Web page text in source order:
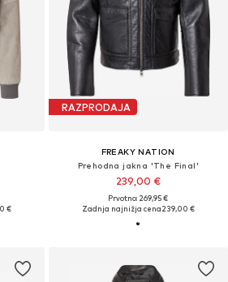
€
RAZPRODAJA
FREAKY NATION
Prehodna jakna 'The Final'
239,00 €
Prvotno: 269,95 €
Zadnja najnižja cena239,00 €